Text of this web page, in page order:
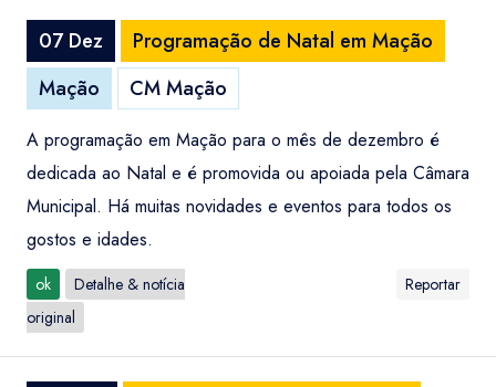
07 Dez
Programação de Natal em Mação
Mação
CM Mação
A programação em Mação para o mês de dezembro é
dedicada ao Natal e é promovida ou apoiada pela Câmara
Municipal. Há muitas novidades e eventos para todos os
gostos e idades.
ok
Detalhe & notícia
original
Reportar